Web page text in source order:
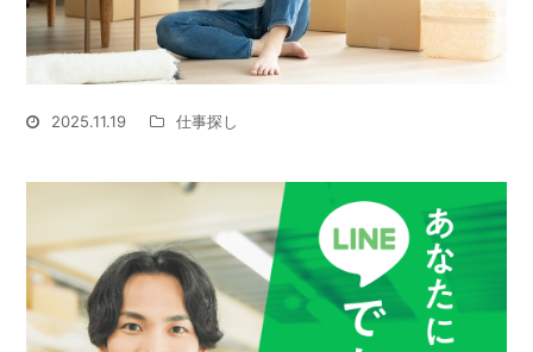
2025.11.19 仕事探し